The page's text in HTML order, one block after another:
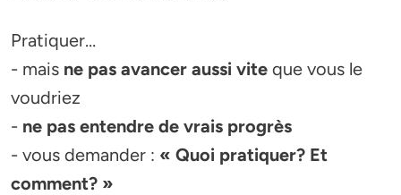
Pratiquer…
- mais ne pas avancer aussi vite que vous le
voudriez
- ne pas entendre de vrais progrès
- vous demander : « Quoi pratiquer? Et
comment? »